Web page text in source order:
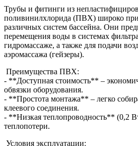
Трубы и фитинги из
поливинилхлорида (ПВХ) широко
различных систем бассейна. Они
перемещения воды в системах
гидромассаже, а также для подачи
аэромассажа (гейзеры).
Преимущества ПВХ:
- **Доступная стоимость** –
обвязки оборудования.
- **Простота монтажа** – легко
клеевого соединения.
- **Низкая теплопроводность** (0,2
теплопотери.
Условия эксплуатации: